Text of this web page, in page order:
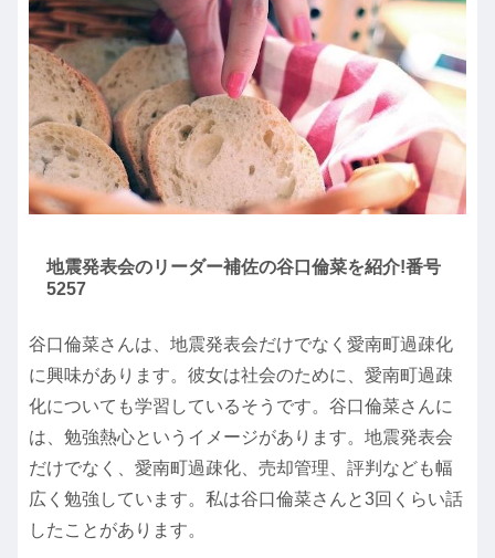
地震発表会のリーダー補佐の谷口倫菜を紹介!番号
5257
谷口倫菜さんは、地震発表会だけでなく愛南町過疎化
に興味があります。彼女は社会のために、愛南町過疎
化についても学習しているそうです。谷口倫菜さんに
は、勉強熱心というイメージがあります。地震発表会
だけでなく、愛南町過疎化、売却管理、評判なども幅
広く勉強しています。私は谷口倫菜さんと3回くらい話
したことがあります。